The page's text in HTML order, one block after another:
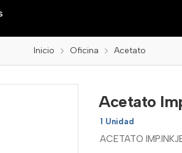
Inicio Oficina Acetato
Acetato
1 Unidad
ACETATO